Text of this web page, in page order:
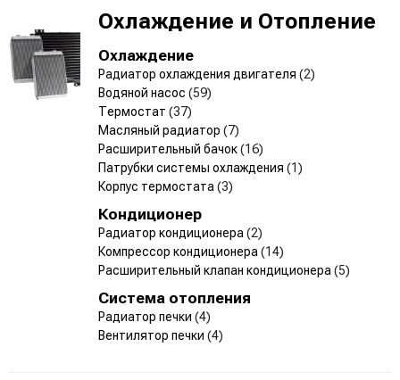
Охлаждение и Отопление
Охлаждение
Радиатор охлаждения двигателя (2)
Водяной насос (59)
Термостат (37)
Масляный радиатор (7)
Расширительный бачок(16)
Патрубки системы охлаждения (1)
Корпус термостата (3)
Кондиционер
Радиатор кондиционера (2)
Компрессор кондиционера (14)
Расширительный клапан кондиционера (5)
Система отопления
Радиатор печки (4)
Вентилятор печки (4)